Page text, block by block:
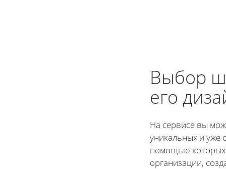
Выбор
его
На сервисе вы
уникальных и уже
помощью которых
организации,